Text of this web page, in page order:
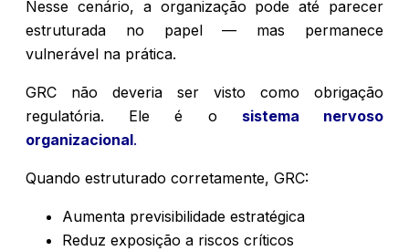
Nesse cenário, a organização pode até parecer
estruturada no papel — mas permanece
vulnerável na prática.
GRC não deveria ser visto como obrigação
regulatória. Ele é o sistema nervoso
organizacional.
Quando estruturado corretamente, GRC:
Aumenta previsibilidade estratégica
Reduz exposição a riscos críticos